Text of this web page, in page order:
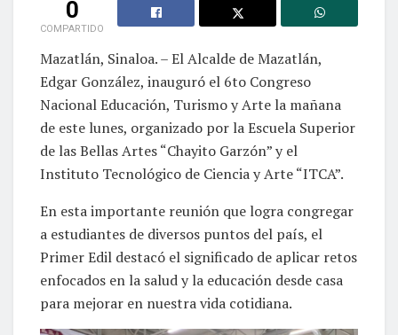
0
COMPARTIDO
Mazatlán, Sinaloa. – El Alcalde de Mazatlán,
Edgar González, inauguró el 6to Congreso
Nacional Educación, Turismo y Arte la mañana
de este lunes, organizado por la Escuela Superior
de las Bellas Artes “Chayito Garzón” y el
Instituto Tecnológico de Ciencia y Arte “ITCA”.
En esta importante reunión que logra congregar
a estudiantes de diversos puntos del país, el
Primer Edil destacó el significado de aplicar retos
enfocados en la salud y la educación desde casa
para mejorar en nuestra vida cotidiana.